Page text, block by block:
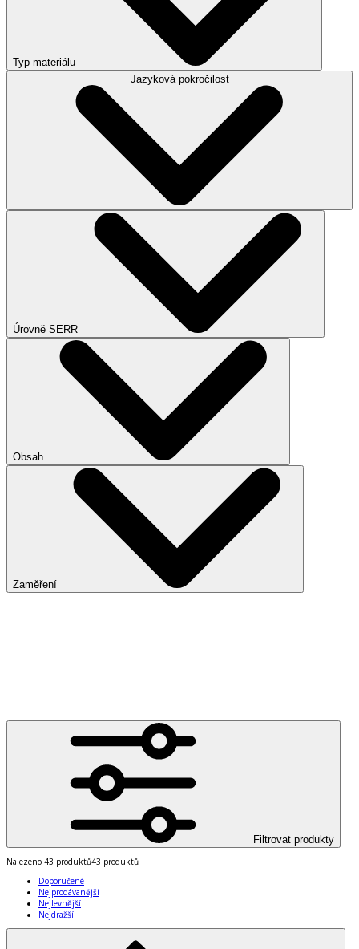
Typ materiálu
Jazyková pokročilost
Úrovně SERR
Obsah
Zaměření
Filtrovat produkty
Nalezeno 43 produktů43 produktů
Doporučené
Nejprodávanější
Nejlevnější
Nejdražší